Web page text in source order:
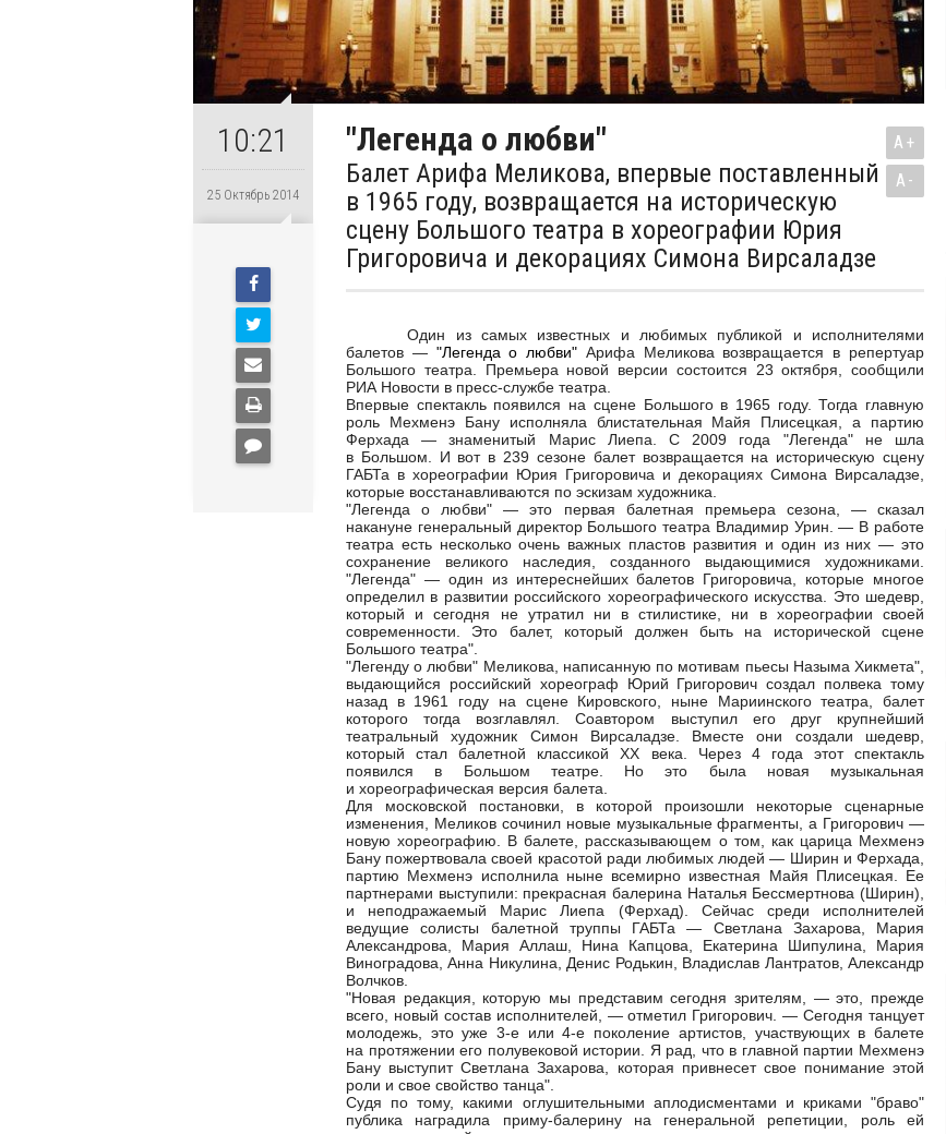
10:21
25 Октябрь 2014
"Легенда о любви"
Балет Арифа Меликова, впервые поставленный
в 1965 году, возвращается на историческую
сцену Большого театра в хореографии Юрия
Григоровича и декорациях Симона Вирсаладзе
A+
A-
Один из самых известных и любимых публикой и исполнителями
балетов — "Легенда о любви" Арифа Меликова возвращается в репертуар
Большого театра. Премьера новой версии состоится 23 октября, сообщили
РИА Новости в пресс-службе театра.
Впервые спектакль появился на сцене Большого в 1965 году. Тогда главную
роль Мехменэ Бану исполняла блистательная Майя Плисецкая, а партию
Ферхада — знаменитый Марис Лиепа. С 2009 года "Легенда" не шла
в Большом. И вот в 239 сезоне балет возвращается на историческую сцену
ГАБТа в хореографии Юрия Григоровича и декорациях Симона Вирсаладзе,
которые восстанавливаются по эскизам художника.
"Легенда о любви" — это первая балетная премьера сезона, — сказал
накануне генеральный директор Большого театра Владимир Урин. — В работе
театра есть несколько очень важных пластов развития и один из них — это
сохранение великого наследия, созданного выдающимися художниками.
"Легенда" — один из интереснейших балетов Григоровича, которые многое
определил в развитии российского хореографического искусства. Это шедевр,
который и сегодня не утратил ни в стилистике, ни в хореографии своей
современности. Это балет, который должен быть на исторической сцене
Большого театра".
"Легенду о любви" Меликова, написанную по мотивам пьесы Назыма Хикмета",
выдающийся российский хореограф Юрий Григорович создал полвека тому
назад в 1961 году на сцене Кировского, ныне Мариинского театра, балет
которого тогда возглавлял. Соавтором выступил его друг крупнейший
театральный художник Симон Вирсаладзе. Вместе они создали шедевр,
который стал балетной классикой ХХ века. Через 4 года этот спектакль
появился в Большом театре. Но это была новая музыкальная
и хореографическая версия балета.
Для московской постановки, в которой произошли некоторые сценарные
изменения, Меликов сочинил новые музыкальные фрагменты, а Григорович —
новую хореографию. В балете, рассказывающем о том, как царица Мехменэ
Бану пожертвовала своей красотой ради любимых людей — Ширин и Ферхада,
партию Мехменэ исполнила ныне всемирно известная Майя Плисецкая. Ее
партнерами выступили: прекрасная балерина Наталья Бессмертнова (Ширин),
и неподражаемый Марис Лиепа (Ферхад). Сейчас среди исполнителей
ведущие солисты балетной труппы ГАБТа — Светлана Захарова, Мария
Александрова, Мария Аллаш, Нина Капцова, Екатерина Шипулина, Мария
Виноградова, Анна Никулина, Денис Родькин, Владислав Лантратов, Александр
Волчков.
"Новая редакция, которую мы представим сегодня зрителям, — это, прежде
всего, новый состав исполнителей, — отметил Григорович. — Сегодня танцует
молодежь, это уже 3-е или 4-е поколение артистов, участвующих в балете
на протяжении его полувековой истории. Я рад, что в главной партии Мехменэ
Бану выступит Светлана Захарова, которая привнесет свое понимание этой
роли и свое свойство танца".
Судя по тому, какими оглушительными аплодисментами и криками "браво"
публика наградила приму-балерину на генеральной репетиции, роль ей